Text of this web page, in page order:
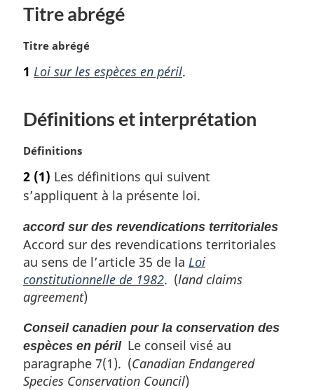
Titre abrégé
N
t
a
g
i
n
a
e
:
Titre abrégé
1 Loi sur les espèces en péril.
Définitions et interprétation
N
t
e
a
r
g
i
n
a
l
e
:
Définitions
2 (1) Les définitions qui suivent
s’appliquent à la présente loi.
accord sur des revendications territoriales
Accord sur des revendications territoriales
au sens de l’article 35 de la Loi
constitutionnelle de 1982. (land claims
agreement)
Conseil canadien pour la conservation des
espèces en périlLe conseil visé au
paragraphe 7(1). (Canadian Endangered
Species Conservation Council)